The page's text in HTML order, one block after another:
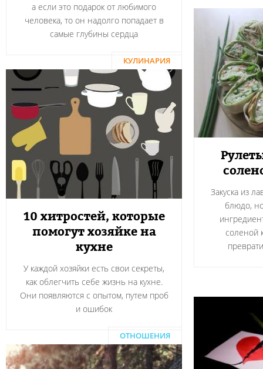
а если это подарок от любимого
человека, то он надолго попадает в
самые глубины сердца
Закуска из
блюдо,
соленой
КУЛИНАРИЯ
10 хитростей, которые
помогут хозяйке на
кухне
У каждой хозяйки есть свои секреты,
как облегчить себе жизнь на кухне.
Они появляются с опытом, путем проб
и ошибок
ОТНОШЕНИЯ